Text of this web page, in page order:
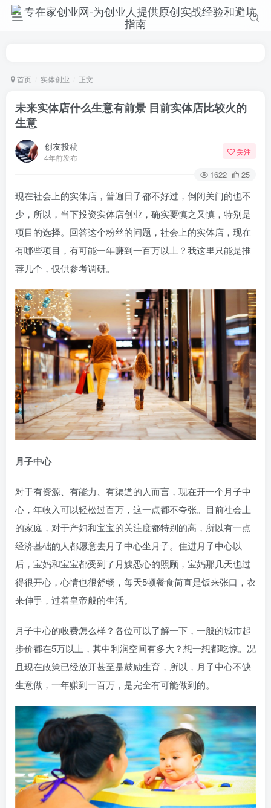
首页 实体创业 正文
未来实体店什么生意有前景 目前实体店比较火的
生意
创友投稿
4年前发布
关注
1622 25
现在社会上的实体店，普遍日子都不好过，倒闭关门的也不
少，所以，当下投资实体店创业，确实要慎之又慎，特别是
项目的选择。回答这个粉丝的问题，社会上的实体店，现在
有哪些项目，有可能一年赚到一百万以上？我这里只能是推
荐几个，仅供参考调研。
月子中心
对于有资源、有能力、有渠道的人而言，现在开一个月子中
心，年收入可以轻松过百万，这一点都不夸张。目前社会上
的家庭，对于产妇和宝宝的关注度都特别的高，所以有一点
经济基础的人都愿意去月子中心坐月子。住进月子中心以
后，宝妈和宝宝都受到了月嫂悉心的照顾，宝妈那几天也过
得很开心，心情也很舒畅，每天5顿餐食简直是饭来张口，衣
来伸手，过着皇帝般的生活。
月子中心的收费怎么样？各位可以了解一下，一般的城市起
步价都在5万以上，其中利润空间有多大？想一想都吃惊。况
且现在政策已经放开甚至是鼓励生育，所以，月子中心不缺
生意做，一年赚到一百万，是完全有可能做到的。